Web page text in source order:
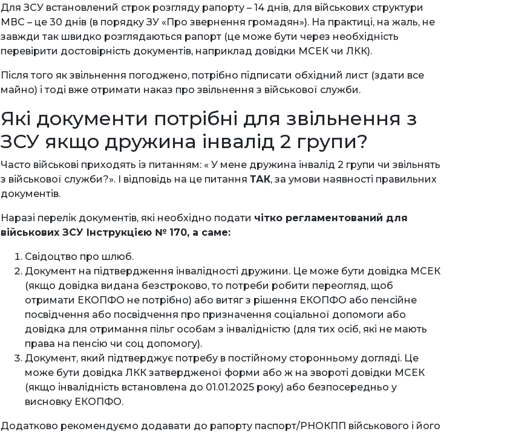
Для ЗСУ встановлений строк розгляду рапорту – 14 днів, для військових структури
МВС – це 30 днів (в порядку ЗУ «Про звернення громадян»). На практиці, на жаль, не
завжди так швидко розглядаються рапорт (це може бути через необхідність
перевірити достовірність документів, наприклад довідки МСЕК чи ЛКК).
Після того як звільнення погоджено, потрібно підписати обхідний лист (здати все
майно) і тоді вже отримати наказ про звільнення з військової служби.
Які документи потрібні для звільнення з
ЗСУ якщо дружина інвалід 2 групи?
Часто військові приходять із питанням: « У мене дружина інвалід 2 групи чи звільнять
з військової служби?». І відповідь на це питання ТАК, за умови наявності правильних
документів.
Наразі перелік документів, які необхідно подати чітко регламентований для
військових ЗСУ Інструкцією № 170, а саме:
Свідоцтво про шлюб.
Документ на підтвердження інвалідності дружини. Це може бути довідка МСЕК
(якщо довідка видана безстроково, то потреби робити переогляд, щоб
отримати ЕКОПФО не потрібно) або витяг з рішення ЕКОПФО або пенсійне
посвідчення або посвідчення про призначення соціальної допомоги або
довідка для отримання пільг особам з інвалідністю (для тих осіб, які не мають
права на пенсію чи соц допомогу).
Документ, який підтверджує потребу в постійному сторонньому догляді. Це
може бути довідка ЛКК затвердженої форми або ж на звороті довідки МСЕК
(якщо інвалідність встановлена до 01.01.2025 року) або безпосередньо у
висновку ЕКОПФО.
Додатково рекомендуємо додавати до рапорту паспорт/РНОКПП військового і його